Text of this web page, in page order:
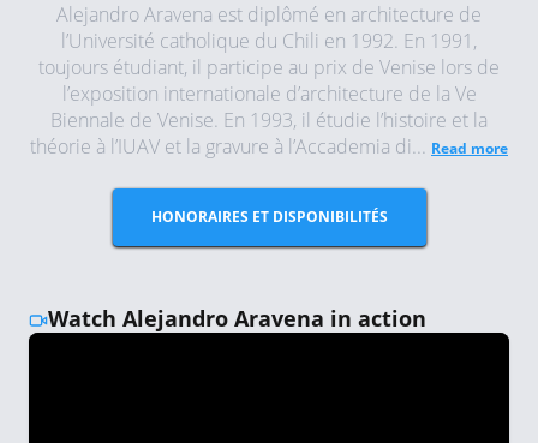
Alejandro Aravena est diplômé en architecture de
l’Université catholique du Chili en 1992. En 1991,
toujours étudiant, il participe au prix de Venise lors de
l’exposition internationale d’architecture de la Ve
Biennale de Venise. En 1993, il étudie l’histoire et la
théorie à l’IUAV et la gravure à l’Accademia di... Read more
HONORAIRES ET DISPONIBILITÉS
Watch Alejandro Aravena in action